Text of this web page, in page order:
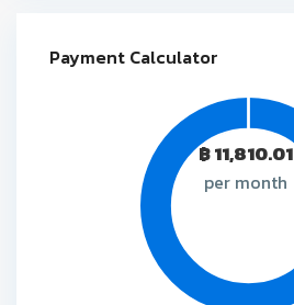
Payment Calculator
฿11,810.01
per month